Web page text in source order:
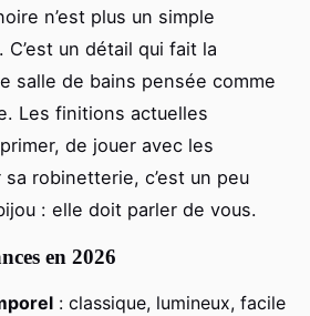
n’est plus un simple
un détail qui fait la
salle de bains pensée comme
Les finitions actuelles
de jouer avec les
robinetterie, c’est un peu
: elle doit parler de vous.
en 2026
: classique, lumineux, facile